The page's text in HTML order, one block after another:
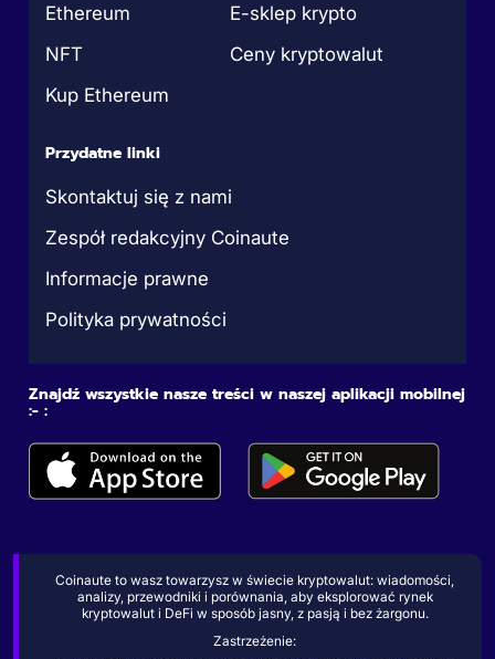
Ethereum
NFT
Kup Ethereum
E-sklep krypto
Ceny kryptowalut
Przydatne linki
Skontaktuj się z nami
Zespół redakcyjny Coinaute
Informacje prawne
Polityka prywatności
Znajdź wszystkie nasze treści w naszej aplikacji mobilnej
:- :
Coinaute to wasz towarzysz w świecie kryptowalut: wiadomości,
analizy, przewodniki i porównania, aby eksplorować rynek
kryptowalut i DeFi w sposób jasny, z pasją i bez żargonu.
Zastrzeżenie: